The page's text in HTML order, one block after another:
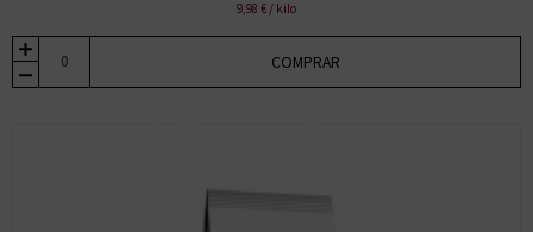
9,98 € / kilo
COMPRAR